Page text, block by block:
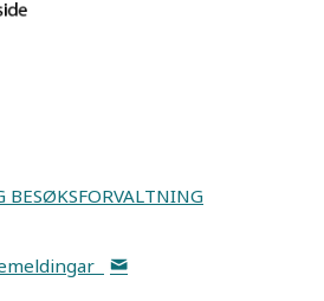
BESØKSFORVALTNING